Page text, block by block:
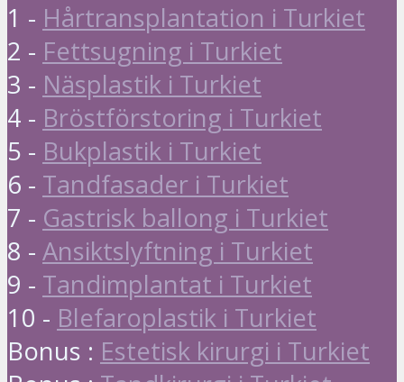
1 - Hårtransplantation i Turkiet
2 - Fettsugning i Turkiet
3 - Näsplastik i Turkiet
4 - Bröstförstoring i Turkiet
5 - Bukplastik i Turkiet
6 - Tandfasader i Turkiet
7 - Gastrisk ballong i Turkiet
8 - Ansiktslyftning i Turkiet
9 - Tandimplantat i Turkiet
10 - Blefaroplastik i Turkiet
Bonus : Estetisk kirurgi i Turkiet